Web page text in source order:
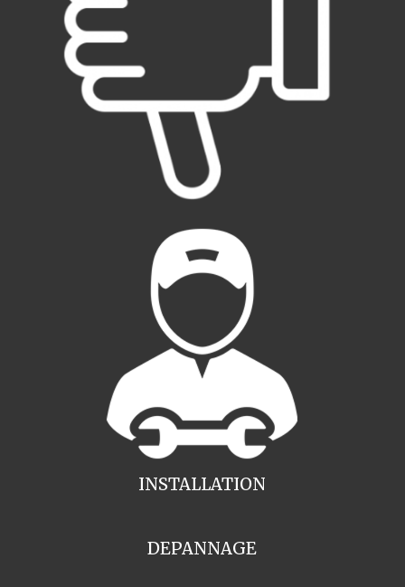
INSTALLATION
DEPANNAGE